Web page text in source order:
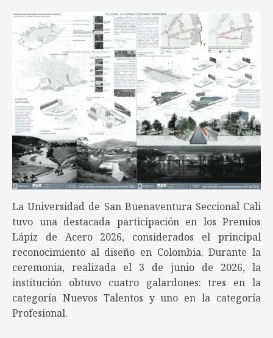
La Universidad de San Buenaventura Seccional Cali
tuvo una destacada participación en los Premios
Lápiz de Acero 2026, considerados el principal
reconocimiento al diseño en Colombia. Durante la
ceremonia, realizada el 3 de junio de 2026, la
institución obtuvo cuatro galardones: tres en la
categoría Nuevos Talentos y uno en la categoría
Profesional.